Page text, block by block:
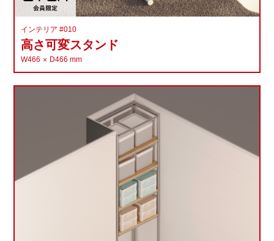
インテリア #010
高さ可変スタンド
W466 D466 mm